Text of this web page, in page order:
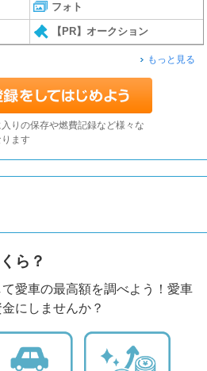
フォト
【PR】オークション
もっと見る
りの保存や燃費記録など様々な
ます
ら？
愛車の最高額を調べよう！愛車
にしませんか？